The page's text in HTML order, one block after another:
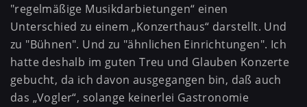
"regelmäßige Musikdarbietungen“ einen
Unterschied zu einem „Konzerthaus“ darstellt. Und
zu "Bühnen". Und zu "ähnlichen Einrichtungen". Ich
hatte deshalb im guten Treu und Glauben Konzerte
gebucht, da ich davon ausgegangen bin, daß auch
das „Vogler“, solange keinerlei Gastronomie